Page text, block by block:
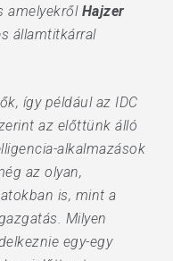
amelyekről Hajzer
államtitkárral
így például az IDC
az előttünk álló
alkalmazások
az olyan,
is, mint a
Milyen
egy-egy